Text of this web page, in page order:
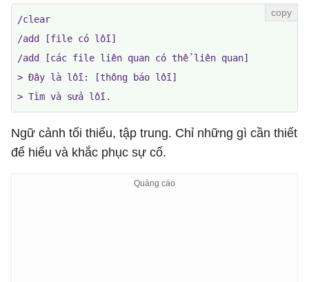
/clear
/add [file có lỗi]
/add [các file liên quan có thể liên quan]
> Đây là lỗi: [thông báo lỗi]
> Tìm và sửa lỗi.
Ngữ cảnh tối thiểu, tập trung. Chỉ những gì cần thiết
để hiểu và khắc phục sự cố.